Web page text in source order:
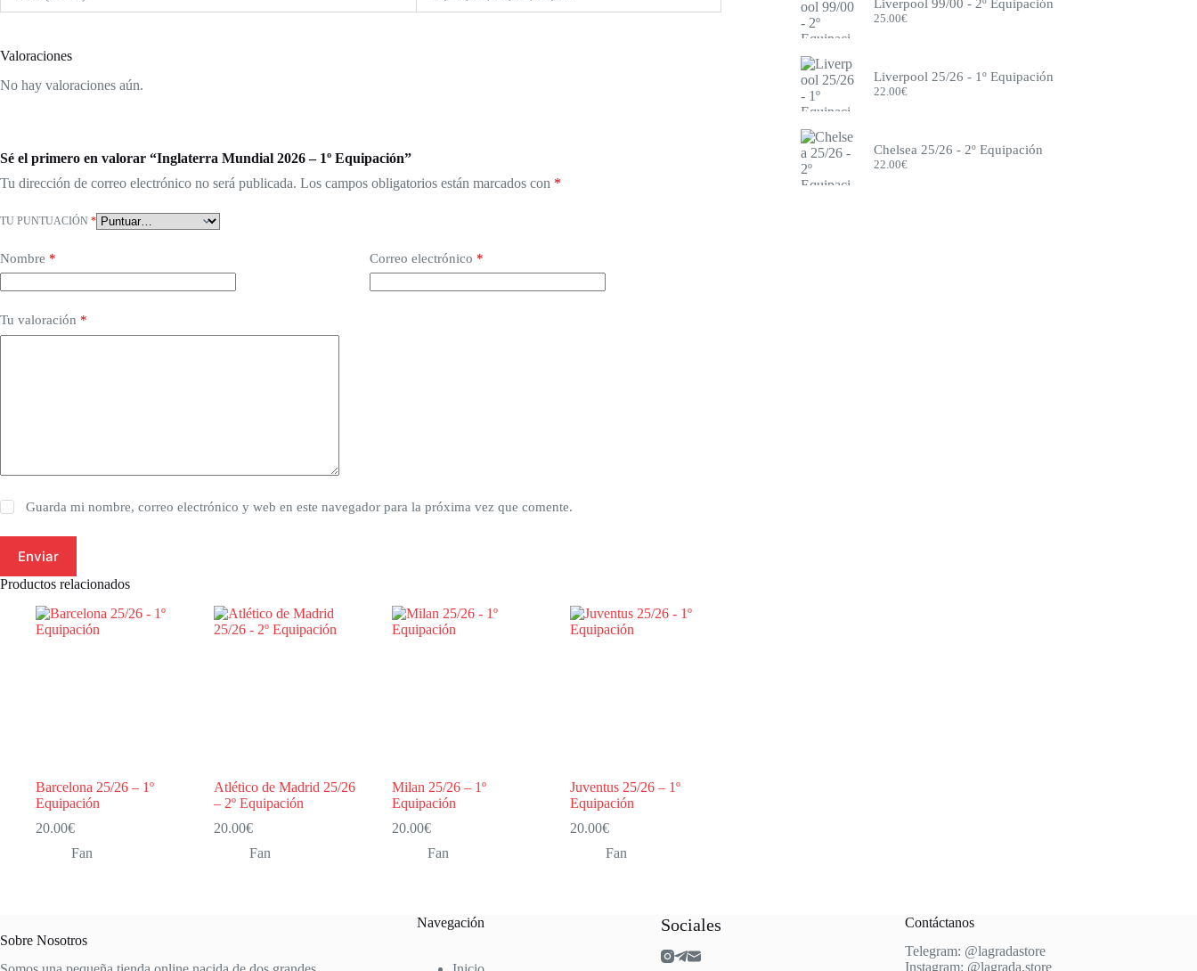
Valoraciones
No hay valoraciones aún.
Sé el primero en valorar “Inglaterra Mundial 2026 – 1º Equipación”
Tu dirección de correo electrónico no será publicada. Los campos obligatorios están marcados con *
TU PUNTUACIÓN *
Nombre * Correo electrónico *
Tu valoración *
Guarda mi nombre, correo electrónico y web en este navegador para la próxima vez que comente.
Enviar
Productos relacionados
Barcelona 25/26 – 1º
Equipación
20.00€
Fan
Atlético de Madrid 25/26
– 2º Equipación
20.00€
Fan
Milan 25/26 – 1º
Equipación
20.00€
Fan
Juventus 25/26 – 1º
Equipación
20.00€
Fan
Liverpool 99/00 - 2º Equipación
25.00€
Liverpool 25/26 - 1º Equipación
22.00€
Chelsea 25/26 - 2º Equipación
22.00€
Sobre Nosotros
Navegación Sociales
Contáctanos
Telegram: @lagradastore
Instagram: @lagrada.store